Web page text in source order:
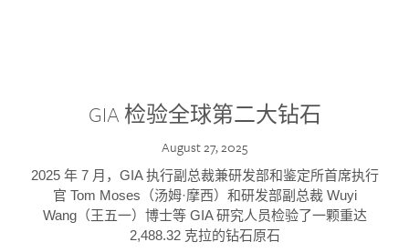
GIA 检验全球第二大钻石
August 27, 2025
2025 年 7 月，GIA 执行副总裁兼研发部和鉴定所首席执行
官 Tom Moses（汤姆·摩西）和研发部副总裁 Wuyi
Wang（王五一）博士等 GIA 研究人员检验了一颗重达
2,488.32 克拉的钻石原石